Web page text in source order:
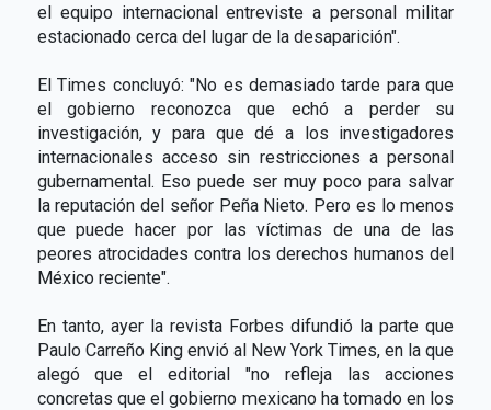
el equipo internacional entreviste a personal militar
estacionado cerca del lugar de la desaparición".
El Times concluyó: "No es demasiado tarde para que
el gobierno reconozca que echó a perder su
investigación, y para que dé a los investigadores
internacionales acceso sin restricciones a personal
gubernamental. Eso puede ser muy poco para salvar
la reputación del señor Peña Nieto. Pero es lo menos
que puede hacer por las víctimas de una de las
peores atrocidades contra los derechos humanos del
México reciente".
En tanto, ayer la revista Forbes difundió la parte que
Paulo Carreño King envió al New York Times, en la que
alegó que el editorial "no refleja las acciones
concretas que el gobierno mexicano ha tomado en los